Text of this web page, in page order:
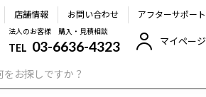
店舗情報 お問い合わせ アフターサポート
法人のお客様 購入・見積相談
TEL 03-6636-4323 マイページ